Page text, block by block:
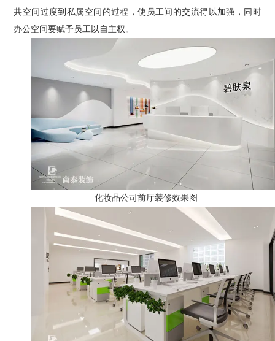
共空间过度到私属空间的过程，使员工间的交流得以加强，同时
办公空间要赋予员工以自主权。
化妆品公司前厅装修效果图